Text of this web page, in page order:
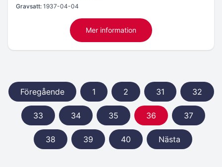
Gravsatt: 1937-04-04
Mer information
Föregående 1 2 31 32
33 34 35 36 37
38 39 40 Nästa